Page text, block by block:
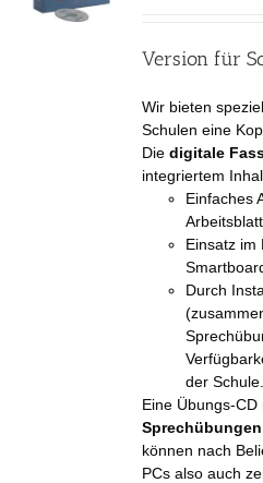
Version für
Wir bieten
Schulen eine
Diedigitale
integriertem
Einfaches
Einsatz im
Durch
der Schule.
Eine Übungs-CD
Sprechübungen
können nach
PCs also auch